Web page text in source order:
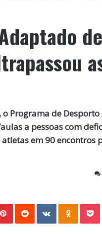
de
Programa de
a pessoas com
em 90 encontros
VKontakte